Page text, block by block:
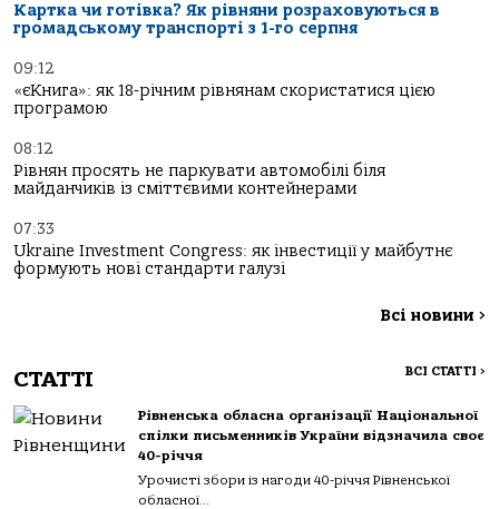
Картка чи готівка? Як рівняни розраховуються в
громадському транспорті з 1-го серпня
09:12
«єКнига»: як 18-річним рівнянам скористатися цією
програмою
08:12
Рівнян просять не паркувати автомобілі біля
майданчиків із сміттєвими контейнерами
07:33
Ukraine Investment Congress: як інвестиції у майбутнє
формують нові стандарти галузі
Всі новини >
СТАТТІ ВСІ СТАТТІ >
Рівненська обласна організації Національної
спілки письменників України відзначила своє
40-річчя
Урочисті збори із нагоди 40-річчя Рівненської
обласної...